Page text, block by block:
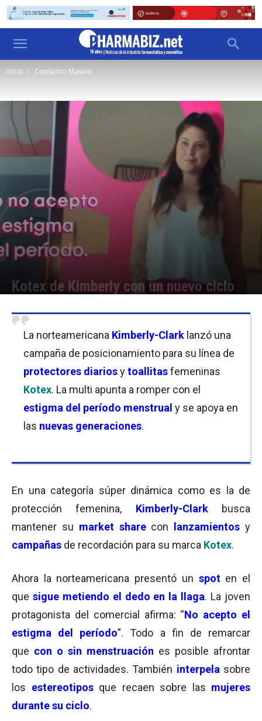
Inicio Consumo Masivo
Kotex de Kimberly con un nuevo ciclo
La norteamericana Kimberly-Clark lanzó una
campaña de posicionamiento para su línea de
protectores diariosytoallitasfemeninas
Kotex. La multi apunta a romper con el
estigma del período menstrual y se apoya en
las nuevas generaciones.
En una categoría súper dinámica como es la de
protección femenina, Kimberly-Clarkbusca
mantener su market sharecon lanzamientos y
campañas de recordación para su marca Kotex.
Ahora la norteamericana presentó un spoten el
que sigue metiendo el dedo en la llaga. La joven
protagonista del comercial afirma: “No acepto el
estigma del período”. Todo a fin de remarcar
que con o sin menstruación es posible afrontar
todo tipo de actividades. También interpela sobre
los estereotiposque recaen sobre las mujeres
durante su ciclo.